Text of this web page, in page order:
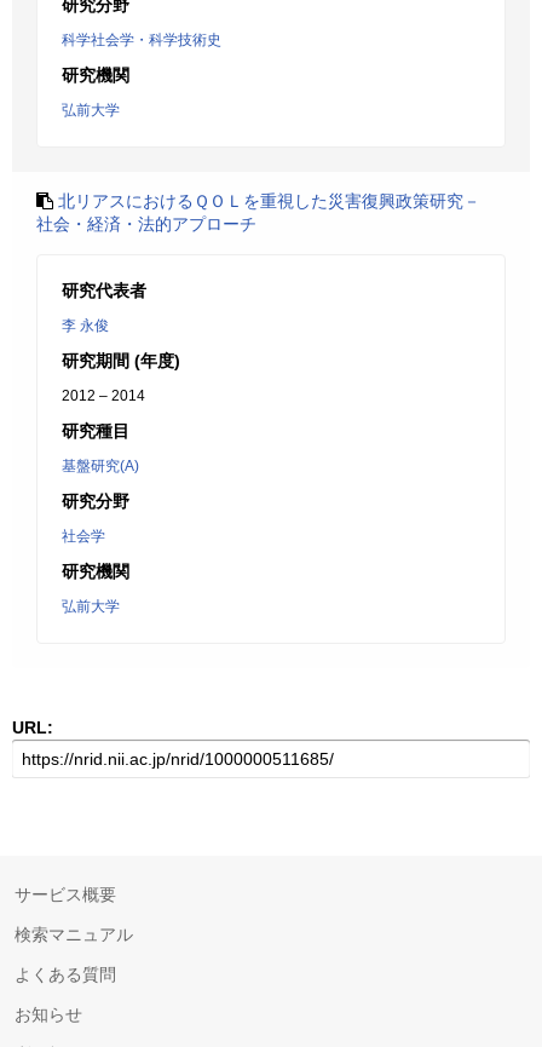
研究分野
科学社会学・科学技術史
研究機関
弘前大学
北リアスにおけるＱＯＬを重視した災害復興政策研究－
社会・経済・法的アプローチ
研究代表者
李 永俊
研究期間 (年度)
2012 – 2014
研究種目
基盤研究(A)
研究分野
社会学
研究機関
弘前大学
URL:
サービス概要
検索マニュアル
よくある質問
お知らせ